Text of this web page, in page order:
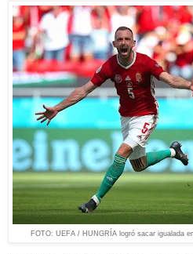
FOTO: UEFA / HUNGRÍA logró sacar igualada